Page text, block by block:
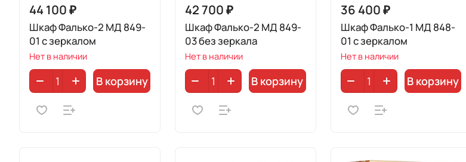
44 100 ₽
Шкаф Фалько-2 МД 849-
01 с зеркалом
Нет в наличии
В корзину
42 700 ₽
Шкаф Фалько-2 МД 849-
03 без зеркала
Нет в наличии
В корзину
36 400 ₽
Шкаф Фалько-1 МД 848-
01 с зеркалом
Нет в наличии
В корзину